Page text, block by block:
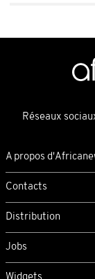
Réseaux
A propos
Contacts
Distribution
Jobs